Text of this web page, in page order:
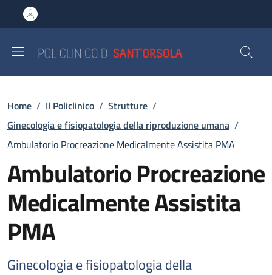
al contenuto principale
to footer content
Briciole di pane
Home / Il Policlinico / Strutture /
Ginecologia e fisiopatologia della riproduzione umana /
Ambulatorio Procreazione Medicalmente Assistita PMA
Ambulatorio Procreazione
Medicalmente Assistita
PMA
Ginecologia e fisiopatologia della